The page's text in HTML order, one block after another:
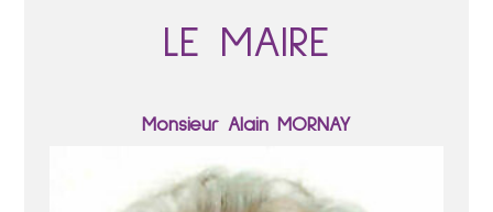
LE MAIRE
Monsieur Alain MORNAY